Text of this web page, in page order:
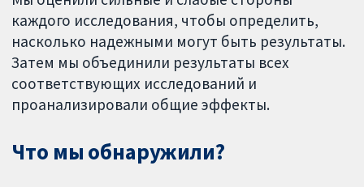
каждого исследования, чтобы определить,
насколько надежными могут быть результаты.
Затем мы объединили результаты всех
соответствующих исследований и
проанализировали общие эффекты.
Что мы обнаружили?